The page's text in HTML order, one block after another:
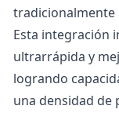
tradicionalmente
Esta integración
ultrarrápida y
logrando
una densidad de